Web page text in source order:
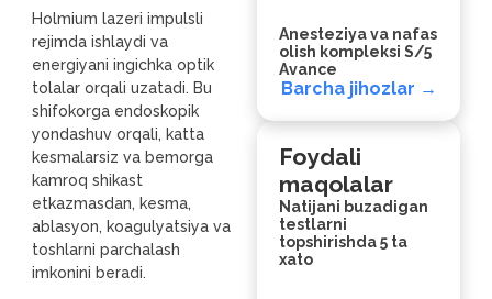
Holmium lazeri impulsli
rejimda ishlaydi va
energiyani ingichka optik
tolalar orqali uzatadi. Bu
shifokorga endoskopik
yondashuv orqali, katta
kesmalarsiz va bemorga
kamroq shikast
etkazmasdan, kesma,
ablasyon, koagulyatsiya va
toshlarni parchalash
imkonini beradi.
Anesteziya va nafas
olish kompleksi S/5
Avance
Barcha jihozlar →
Foydali
maqolalar
Natijani buzadigan
testlarni
topshirishda 5 ta
xato